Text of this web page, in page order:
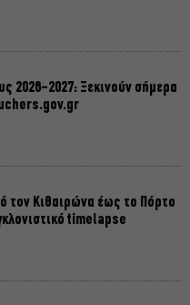
2026-2027: Ξεκινούν σήμερα
τον Κιθαιρώνα έως το Πόρτο
timelapse